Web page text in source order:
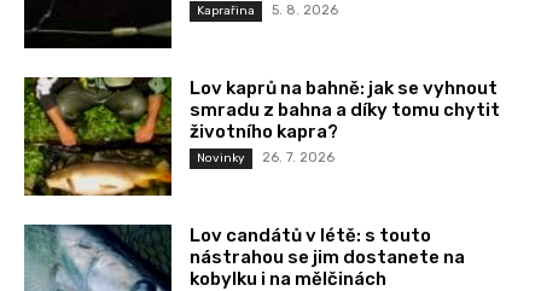
Kaprařina 5. 8. 2026
Lov kaprů na bahně: jak se vyhnout
smradu z bahna a díky tomu chytit
životního kapra?
Novinky 26. 7. 2026
Lov candátů v létě: s touto
nástrahou se jim dostanete na
kobylku i na mělčinách